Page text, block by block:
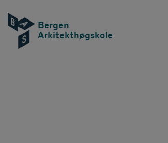
Bergen
Arkitekthøgskole